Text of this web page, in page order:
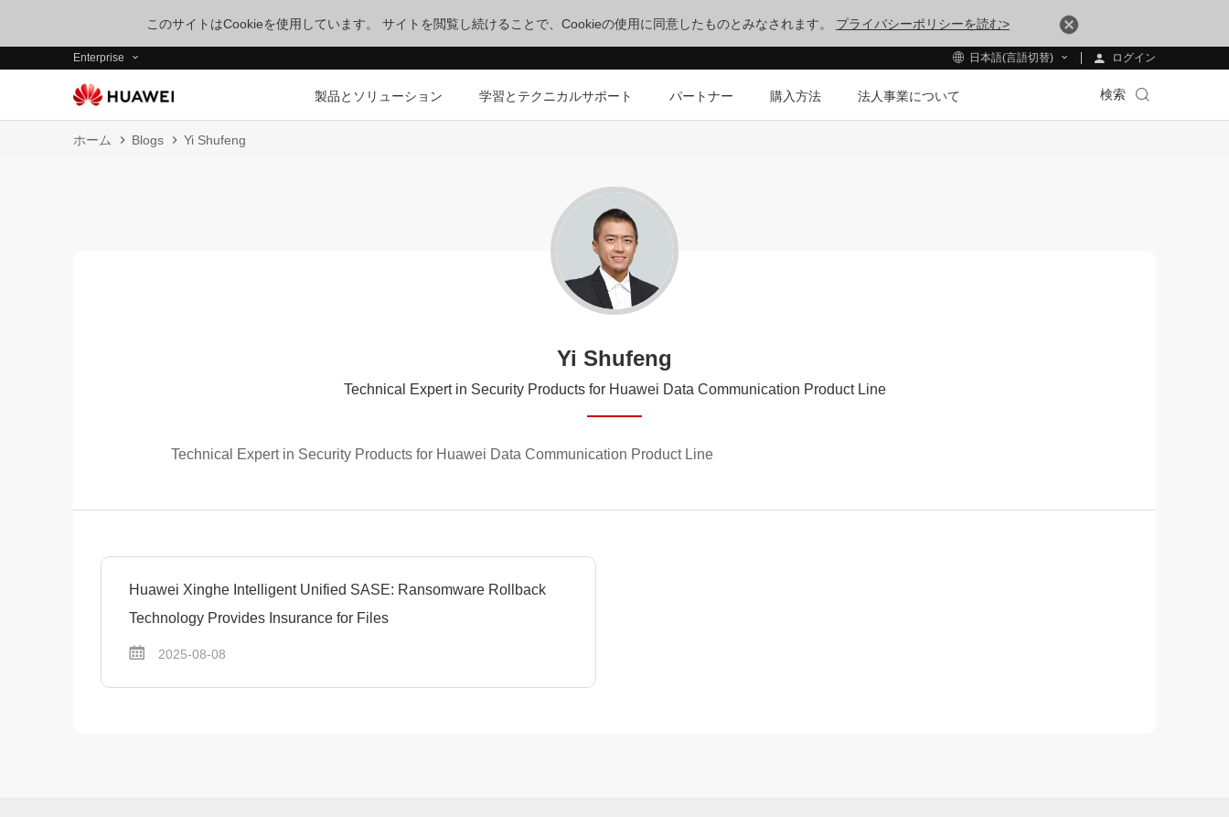
このサイトはCookieを使用しています。 サイトを閲覧し続けることで、Cookieの使用に同意したものとみなされます。 プライバシーポリシーを読む>
Enterprise 日本語(言語切替) ログイン
製品とソリューション 学習とテクニカルサポート パートナー 購入方法 法人事業について 検索
ホーム Blogs Yi Shufeng
Yi Shufeng
Technical Expert in Security Products for Huawei Data Communication Product Line
Technical Expert in Security Products for Huawei Data Communication Product Line
Huawei Xinghe Intelligent Unified SASE: Ransomware Rollback
Technology Provides Insurance for Files
2025-08-08